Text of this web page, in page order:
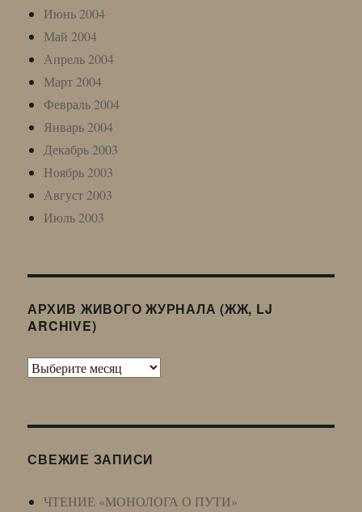
Июнь 2004
Май 2004
Апрель 2004
Март 2004
Февраль 2004
Январь 2004
Декабрь 2003
Ноябрь 2003
Август 2003
Июль 2003
АРХИВ ЖИВОГО ЖУРНАЛА (ЖЖ, LJ
ARCHIVE)
Архив
LJ
СВЕЖИЕ ЗАПИСИ
ЧТЕНИЕ «МОНОЛОГА О ПУТИ»